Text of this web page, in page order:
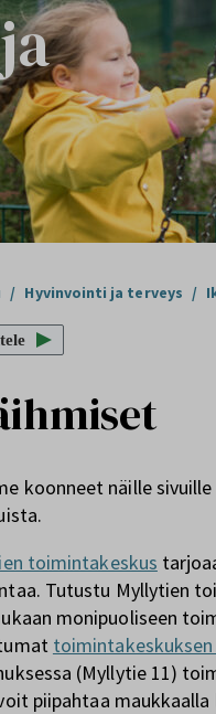
/ Hyvinvointi ja terveys /
koonneet näille
toimintakeskus
Tutustu Myllytien
monipuoliseen
(Myllytie 11)
piipahtaa